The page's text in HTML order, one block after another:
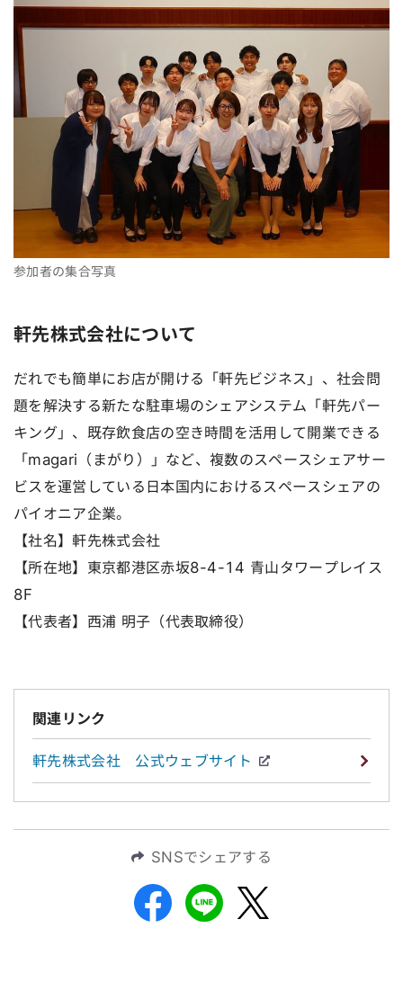
参加者の集合写真
軒先株式会社について
だれでも簡単にお店が開ける「軒先ビジネス」、社会問
題を解決する新たな駐車場のシェアシステム「軒先パー
キング」、既存飲食店の空き時間を活用して開業できる
「magari（まがり）」など、複数のスペースシェアサー
ビスを運営している日本国内におけるスペースシェアの
パイオニア企業。
【社名】軒先株式会社
【所在地】東京都港区赤坂8-4-14 青山タワープレイス
8F
【代表者】西浦 明子（代表取締役）
関連リンク
軒先株式会社 公式ウェブサイト
SNSでシェアする